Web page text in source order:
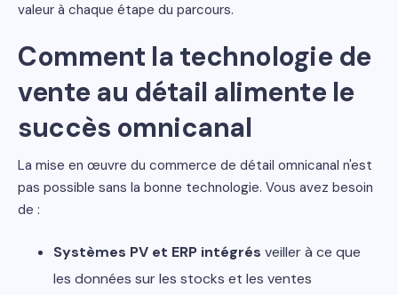
valeur à chaque étape du parcours.
Comment la technologie de
vente au détail alimente le
succès omnicanal
La mise en œuvre du commerce de détail omnicanal n'est
pas possible sans la bonne technologie. Vous avez besoin
de :
Systèmes PV et ERP intégrés veiller à ce que
les données sur les stocks et les ventes